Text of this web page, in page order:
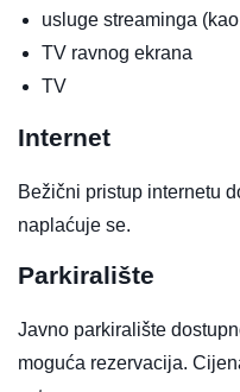
usluge streaminga
TV ravnog ekrana
TV
Internet
Bežični pristup internetu
naplaćuje se.
Parkiralište
Javno parkiralište
moguća rezervacija.